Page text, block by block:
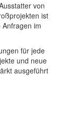
von
ist
im
für jede
und neue
ausgeführt